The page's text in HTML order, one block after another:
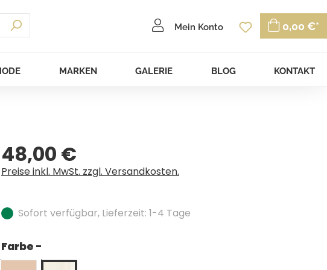
Mein Konto Du hast 0
0,00 €*
MARKEN GALERIE BLOG KONTAKT
Regulärer Preis:
48,00 €
Preise inkl. MwSt. zzgl. Versandkosten.
Sofort verfügbar, Lieferzeit: 1-4 Tage
Farbe -